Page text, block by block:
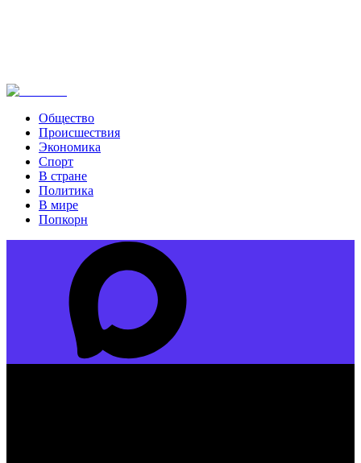
Общество
Происшествия
Экономика
Спорт
В стране
Политика
В мире
Попкорн